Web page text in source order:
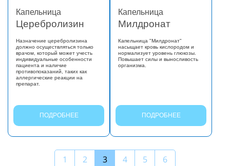
Капельница
Церебролизин
Назначение церебролизина
должно осуществляться только
врачом, который может учесть
индивидуальные особенности
пациента и наличие
противопоказаний, таких как
аллергические реакции на
препарат.
ПОДРОБНЕЕ
Капельница
Милдронат
Капельница "Милдронат"
насыщает кровь кислородом и
нормализует уровень глюкозы.
Повышает силы и выносливость
организма.
ПОДРОБНЕЕ
1 2 3 4 5 6